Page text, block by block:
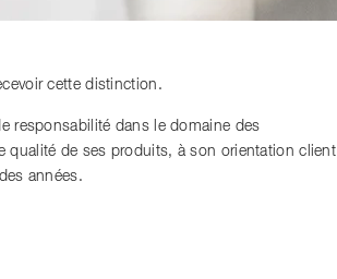
cette distinction.
responsabilité dans le domaine des
qualité de ses produits, à son orientation client
années.